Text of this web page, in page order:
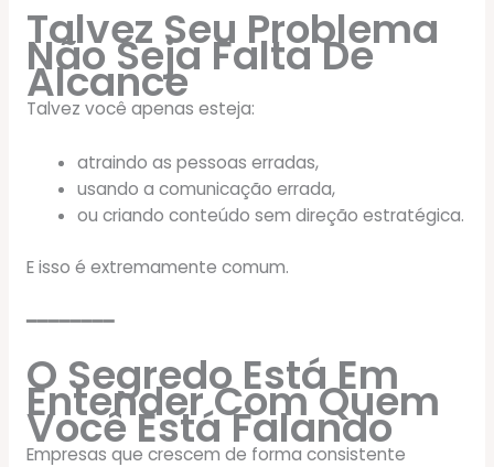
Talvez Seu Problema
Não Seja Falta De
Alcance
Talvez você apenas esteja:
atraindo as pessoas erradas,
usando a comunicação errada,
ou criando conteúdo sem direção estratégica.
E isso é extremamente comum.
━━━━━━━━
O Segredo Está Em
Entender Com Quem
Você Está Falando
Empresas que crescem de forma consistente